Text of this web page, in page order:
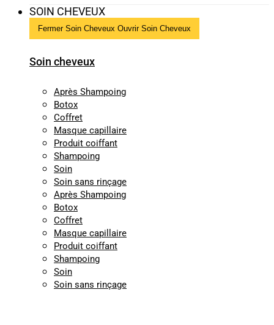
SOIN CHEVEUX
Fermer Soin Cheveux Ouvrir Soin Cheveux
Soin cheveux
Après Shampoing
Botox
Coffret
Masque capillaire
Produit coiffant
Shampoing
Soin
Soin sans rinçage
Après Shampoing
Botox
Coffret
Masque capillaire
Produit coiffant
Shampoing
Soin
Soin sans rinçage